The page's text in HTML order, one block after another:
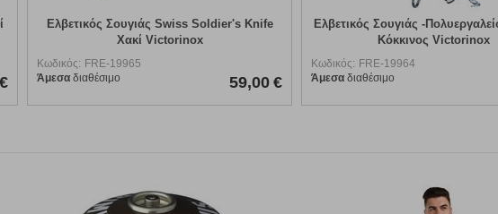
Swiss Soldier's Knife
59,00
Ελβετικός Σουγιάς -Πολυεργαλείο Explorer
διαθέσιμο 59,00